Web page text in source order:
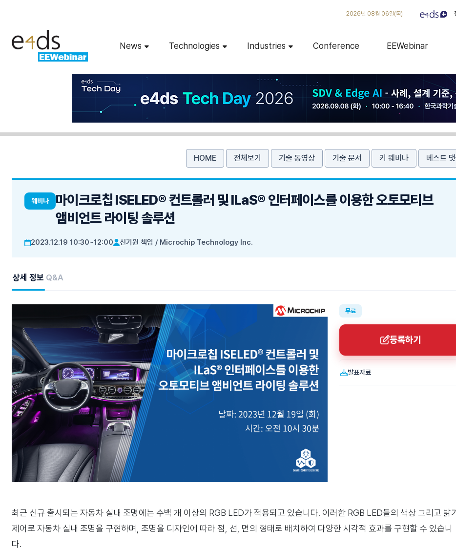
2026년 08월 06일(목)
News Technologies Industries Conference EEWebinar
HOME 전체보기 기술 동영상 기술 문서 키 웨비나 베스트
웨비나
마이크로칩 ISELED® 컨트롤러 및 ILaS® 인터페이스를 이용한 오토모티브
앰비언트 라이팅 솔루션
2023.12.19 10:30~12:00 신기원 책임 / Microchip Technology Inc.
상세 정보 Q&A
무료
등록하기
발표자료
최근 신규 출시되는 자동차 실내 조명에는 수백 개 이상의 RGB LED가 적용되고 있습니다. 이러한 RGB LED들의 색상 그리고 밝기
제어로 자동차 실내 조명을 구현하며, 조명을 디자인에 따라 점, 선, 면의 형태로 배치하여 다양한 시각적 효과를 구현할 수 있습니
다.